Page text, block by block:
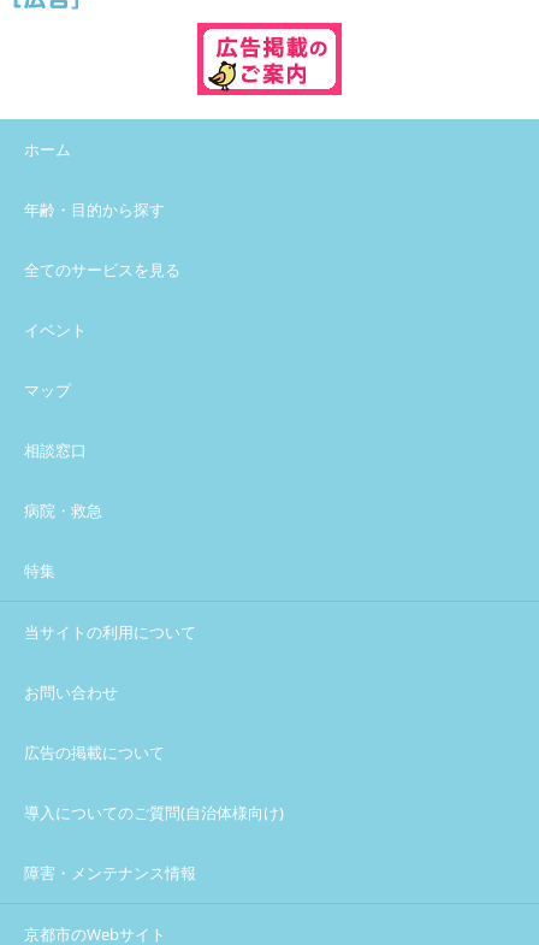
ホーム
年齢・目的から探す
全てのサービスを見る
イベント
マップ
相談窓口
病院・救急
特集
当サイトの利用について
お問い合わせ
広告の掲載について
導入についてのご質問(自治体様向け)
障害・メンテナンス情報
京都市のWebサイト